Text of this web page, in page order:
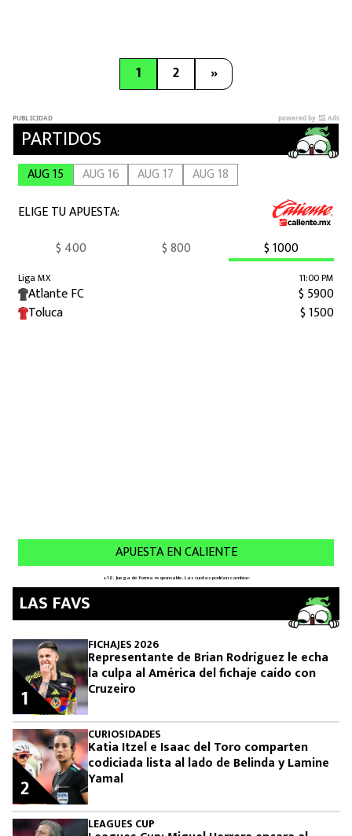
1 2 »
LAS FAVS
FICHAJES 2026
Representante de Brian Rodríguez le echa
la culpa al América del fichaje caído con
Cruzeiro
1
CURIOSIDADES
Katia Itzel e Isaac del Toro comparten
codiciada lista al lado de Belinda y Lamine
Yamal
2
LEAGUES CUP